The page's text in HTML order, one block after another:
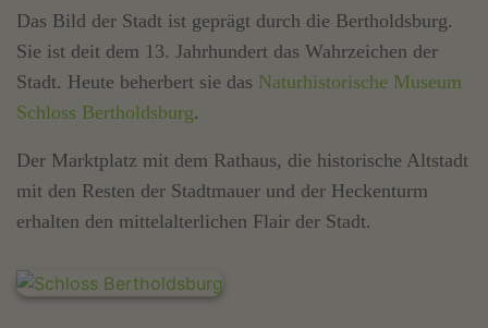
Das Bild der Stadt ist geprägt durch die Bertholdsburg.
Sie ist deit dem 13. Jahrhundert das Wahrzeichen der
Stadt. Heute beherbert sie das Naturhistorische Museum
Schloss Bertholdsburg.
Der Marktplatz mit dem Rathaus, die historische Altstadt
mit den Resten der Stadtmauer und der Heckenturm
erhalten den mittelalterlichen Flair der Stadt.